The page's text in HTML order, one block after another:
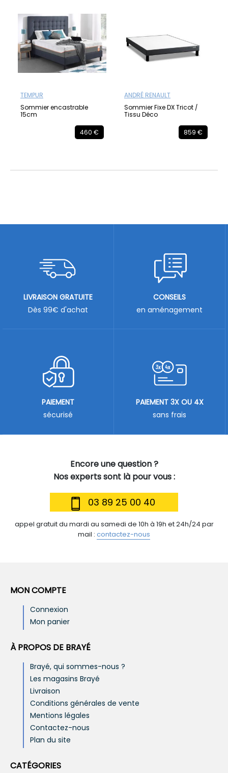
TEMPUR
Sommier encastrable
15cm
460 €
ANDRÉ RENAULT
Sommier Fixe DX Tricot /
Tissu Déco
859 €
Encore une question ?
Nos experts sont là pour vous :
03 89 25 00 40
appel gratuit du mardi au samedi de 10h à 19h et 24h/24 par
mail : contactez-nous
LIVRAISON GRATUITE
Dès 99€ d'achat
CONSEILS
en aménagement
PAIEMENT
sécurisé
PAIEMENT 3X OU 4X
sans frais
MON COMPTE
Connexion
Mon panier
À PROPOS DE BRAYÉ
Brayé, qui sommes-nous ?
Les magasins Brayé
Livraison
Conditions générales de vente
Mentions légales
Contactez-nous
Plan du site
CATÉGORIES